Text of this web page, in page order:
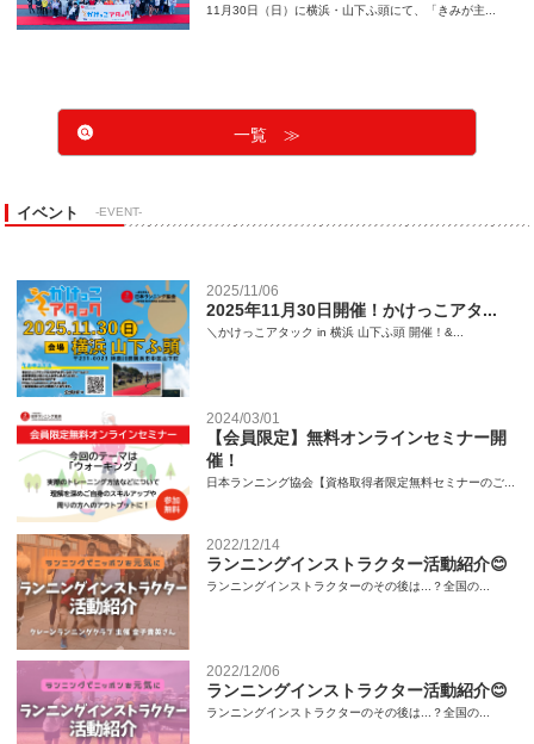
11月30日（日）に横浜・山下ふ頭にて、「きみが主...
一覧 ≫
イベント -EVENT-
2025/11/06
2025年11月30日開催！かけっこアタ...
＼かけっこアタック in 横浜 山下ふ頭 開催！&...
2024/03/01
【会員限定】無料オンラインセミナー開
催！
日本ランニング協会【資格取得者限定無料セミナーのご...
2022/12/14
ランニングインストラクター活動紹介😊
ランニングインストラクターのその後は...？全国の...
2022/12/06
ランニングインストラクター活動紹介😊
ランニングインストラクターのその後は...？全国の...